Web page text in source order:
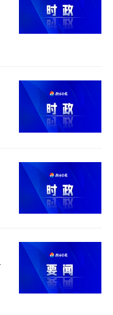
国重点文物保护单位敦煌莫高
化等情况。新华社记者 鞠鹏
总书记多次
传承利用开展